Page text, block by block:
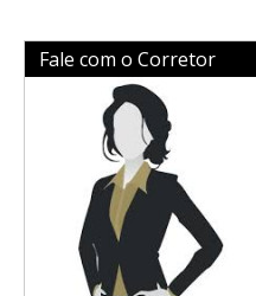
Fale com o Corretor